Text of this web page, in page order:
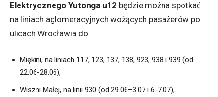
Elektrycznego Yutonga u12 będzie można spotkać
na liniach aglomeracyjnych wożących pasażerów po
ulicach Wrocławia do:
Miękini, na liniach 117, 123, 137, 138, 923, 938 i 939 (od
22.06-28.06),
Wiszni Małej, na linii 930 (od 29.06–3.07 i 6-7.07),